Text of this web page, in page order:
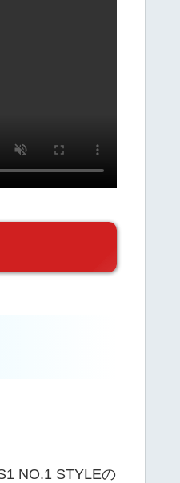
NO.1 STYLEの